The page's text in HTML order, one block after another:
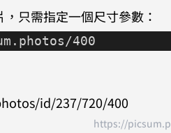
只需指定一個尺寸參數：
400
https://